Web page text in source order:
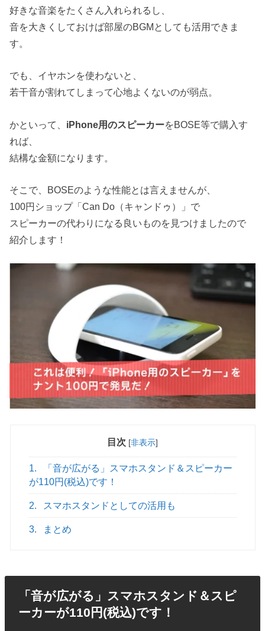
好きな音楽をたくさん入れられるし、
音を大きくしておけば部屋のBGMとしても活用できま
す。
でも、イヤホンを使わないと、
若干音が割れてしまって心地よくないのが弱点。
かといって、 iPhone用のスピーカーをBOSE等で購入す
れば、
結構な金額になります。
そこで、BOSEのような性能とは言えませんが、
100円ショップ「Can Do（キャンドゥ）」で
スピーカーの代わりになる良いものを見つけましたので
紹介します！
目次 [非表示]
1.
「音が広がる」スマホスタンド＆スピーカー
が110円(税込)です！
2. スマホスタンドとしての活用も
3. まとめ
「音が広がる」スマホスタンド＆スピ
ーカーが110円(税込)です！